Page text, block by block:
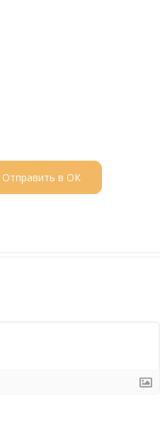
Отправить в ОК